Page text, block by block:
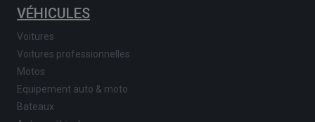
VÉHICULES
Voitures
Voitures professionnelles
Motos
Equipement auto & moto
Bateaux